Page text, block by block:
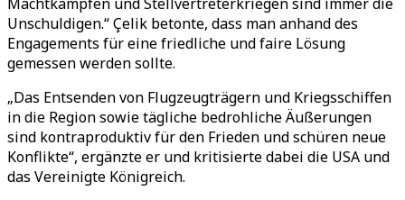
Unschuldigen.“ Çelik betonte, dass man anhand des
Engagements für eine friedliche und faire Lösung
gemessen werden sollte.
„Das Entsenden von Flugzeugträgern und Kriegsschiffen
in die Region sowie tägliche bedrohliche Äußerungen
sind kontraproduktiv für den Frieden und schüren neue
Konflikte“, ergänzte er und kritisierte dabei die USA und
das Vereinigte Königreich.